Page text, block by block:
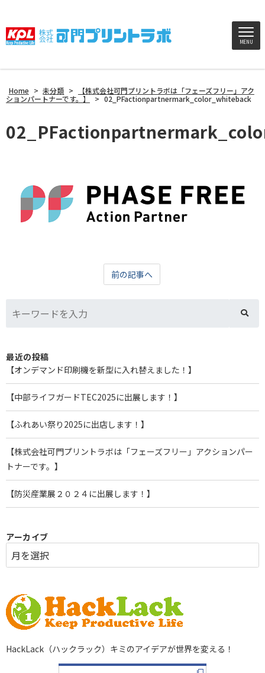
MENU
Home > 未分類 >
【株式会社可門プリントラボは「フェーズフリー」アク
ションパートナーです。】
> 02_PFactionpartnermark_color_whiteback
前の記事へ
最近の投稿
【オンデマンド印刷機を新型に入れ替えました！】
【中部ライフガードTEC2025に出展します！】
【ふれあい祭り2025に出店します！】
【株式会社可門プリントラボは「フェーズフリー」アクションパー
トナーです。】
【防災産業展２０２４に出展します！】
アーカイブ
HackLack（ハックラック）キミのアイデアが世界を変える！